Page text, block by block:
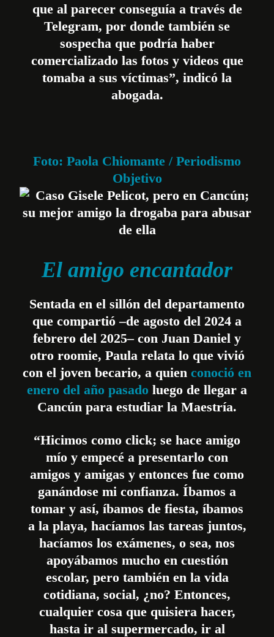
que al parecer conseguía a través de
Telegram, por donde también se
sospecha que podría haber
comercializado las fotos y videos que
tomaba a sus víctimas”, indicó la
abogada.
Foto: Paola Chiomante / Periodismo
Objetivo
El amigo encantador
Sentada en el sillón del departamento
que compartió –de agosto del 2024 a
febrero del 2025– con Juan Daniel y
otro roomie, Paula relata lo que vivió
con el joven becario, a quien conoció en
enero del año pasado luego de llegar a
Cancún para estudiar la Maestría.
“Hicimos como click; se hace amigo
mío y empecé a presentarlo con
amigos y amigas y entonces fue como
ganándose mi confianza. Íbamos a
tomar y así, íbamos de fiesta, íbamos
a la playa, hacíamos las tareas juntos,
hacíamos los exámenes, o sea, nos
apoyábamos mucho en cuestión
escolar, pero también en la vida
cotidiana, social, ¿no? Entonces,
cualquier cosa que quisiera hacer,
hasta ir al supermercado, ir al